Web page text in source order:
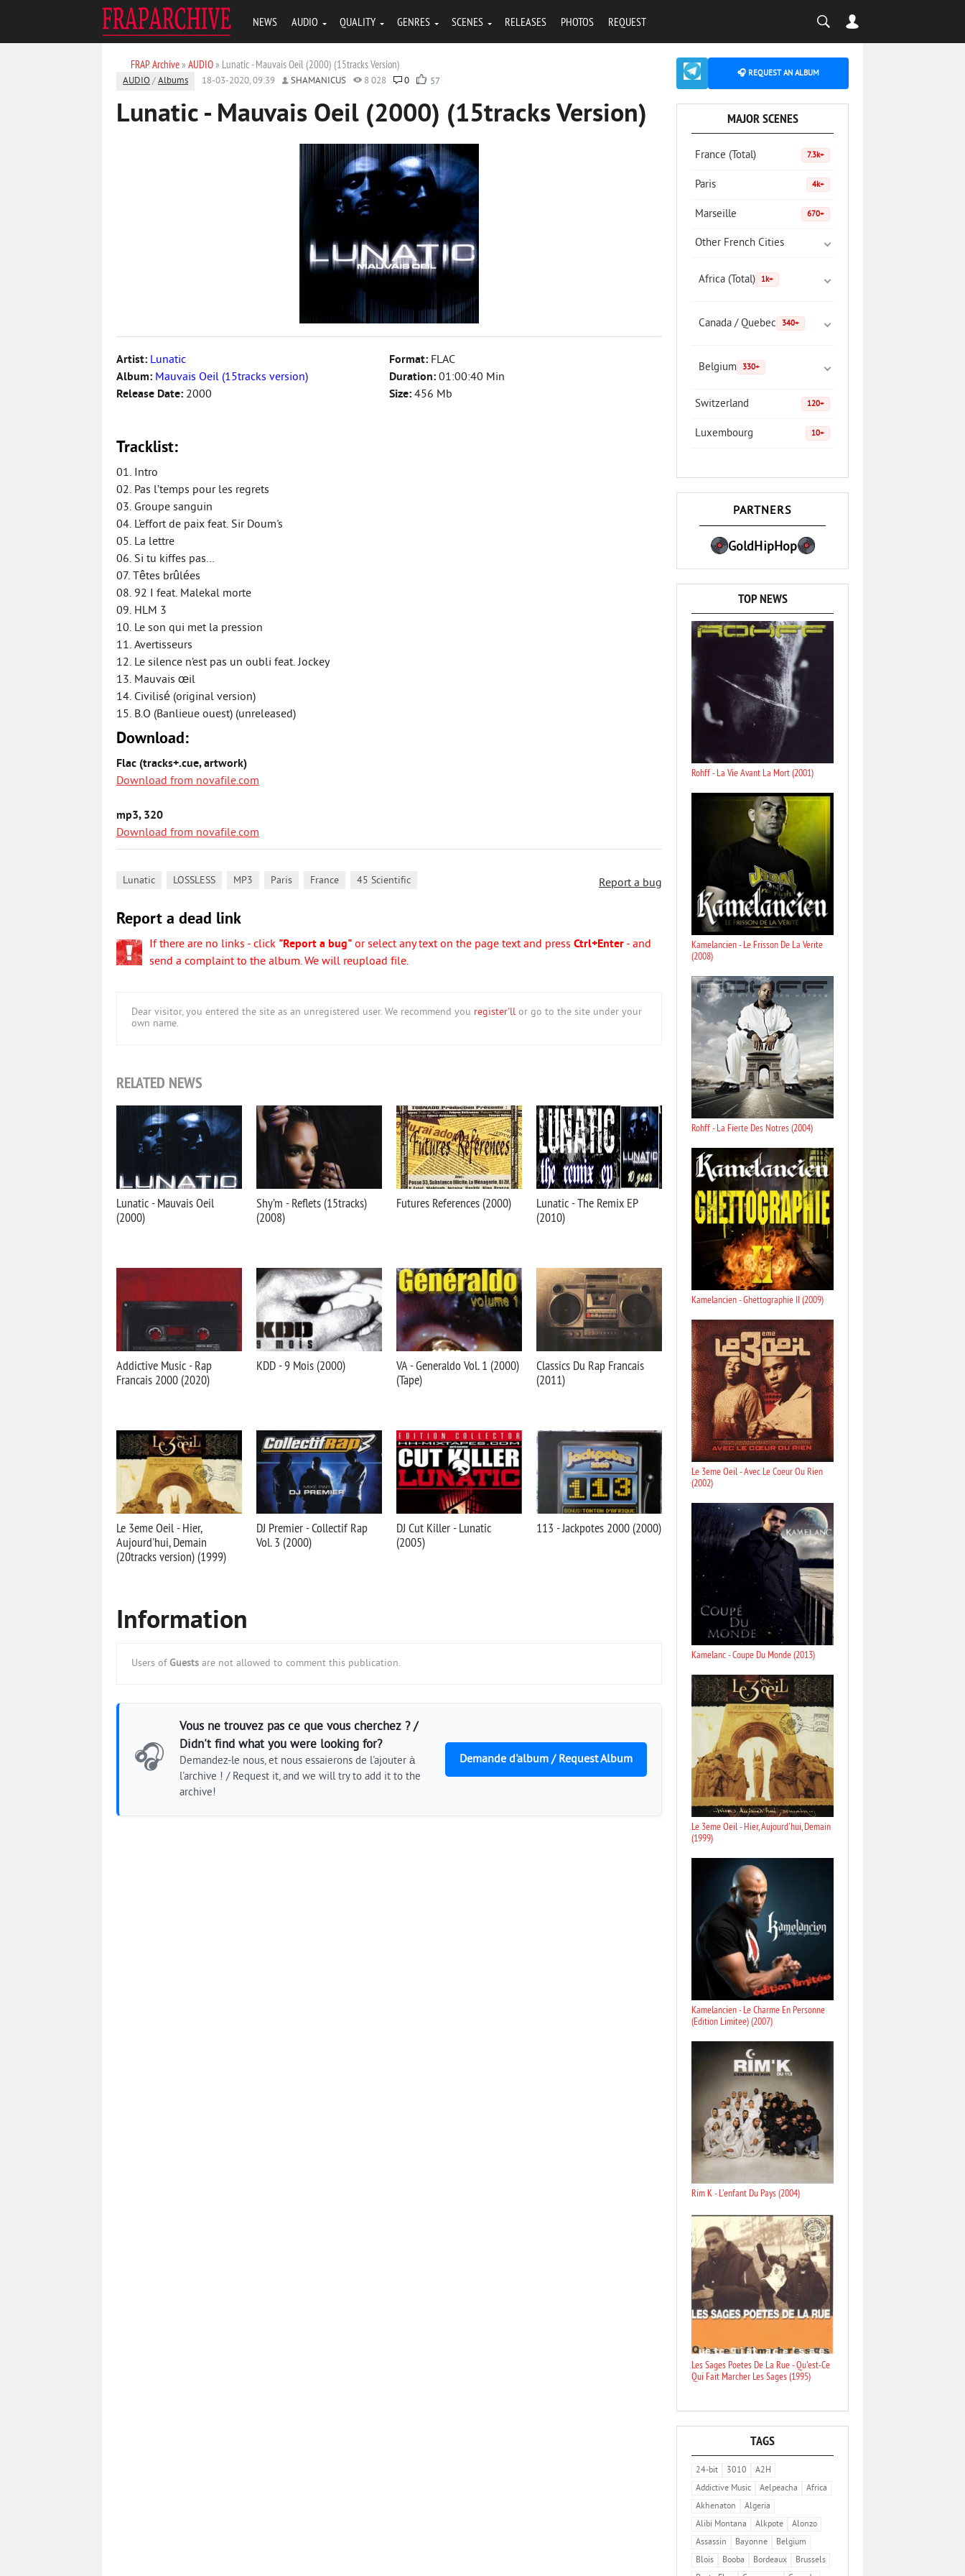
NEWS AUDIO QUALITY GENRES SCENES RELEASES PHOTOS REQUEST
FRAP Archive» AUDIO» Lunatic - Mauvais Oeil (2000) (15tracks Version)
AUDIO /Albums 18-03-2020, 09:39 SHAMANICUS 8 028 0 57
Lunatic - Mauvais Oeil (2000) (15tracks Version)
Artist: Lunatic
Album: Mauvais Oeil (15tracks version)
Release Date: 2000
Format: FLAC
Duration: 01:00:40 Min
Size: 456 Mb
Tracklist:
01. Intro
02. Pas l’temps pour les regrets
03. Groupe sanguin
04. L’effort de paix feat. Sir Doum's
05. La lettre
06. Si tu kiffes pas…
07. Têtes brûlées
08. 92 I feat. Malekal morte
09. HLM 3
10. Le son qui met la pression
11. Avertisseurs
12. Le silence n’est pas un oubli feat. Jockey
13. Mauvais œil
14. Civilisé (original version)
15. B.O (Banlieue ouest) (unreleased)
Download:
Flac (tracks+.cue, artwork)
Download from novafile.com
mp3, 320
Download from novafile.com
Report a bug
Lunatic LOSSLESS MP3 Paris France 45 Scientific
Report a dead link
If there are no links - click "Report a bug" or select any text on the page text and press Ctrl+Enter - and
send a complaint to the album. We will reupload file.
Dear visitor, you entered the site as an unregistered user. We recommend you register'll or go to the site under your
own name.
RELATED NEWS
Lunatic - Mauvais Oeil
(2000)
Shy’m - Reflets (15tracks)
(2008)
Futures References (2000)
Lunatic - The Remix EP
(2010)
Addictive Music - Rap
Francais 2000 (2020)
KDD - 9 Mois (2000)
VA - Generaldo Vol. 1 (2000)
(Tape)
Classics Du Rap Francais
(2011)
Le 3eme Oeil - Hier,
Aujourd'hui, Demain
(20tracks version) (1999)
DJ Premier - Collectif Rap
Vol. 3 (2000)
DJ Cut Killer - Lunatic
(2005)
113 - Jackpotes 2000 (2000)
Information
Users of Guests are not allowed to comment this publication.
🎧
Vous ne trouvez pas ce que vous cherchez ? /
Didn't find what you were looking for?
Demandez-le nous, et nous essaierons de l'ajouter à
l'archive ! / Request it, and we will try to add it to the
archive!
Demande d'album / Request Album
🎧 REQUEST AN ALBUM
MAJOR SCENES
France (Total) 7.3k+
Paris 4k+
Marseille 670+
Other French Cities
Africa (Total) 1k+
Canada / Quebec 340+
Belgium 330+
Switzerland 120+
Luxembourg 10+
PARTNERS
GoldHipHop
TOP NEWS
Rohff - La Vie Avant La Mort (2001)
Kamelancien - Le Frisson De La Verite
(2008)
Rohff - La Fierte Des Notres (2004)
Kamelancien - Ghettographie II (2009)
Le 3eme Oeil - Avec Le Coeur Ou Rien
(2002)
Kamelanc - Coupe Du Monde (2013)
Le 3eme Oeil - Hier, Aujourd'hui, Demain
(1999)
Kamelancien - Le Charme En Personne
(Edition Limitee) (2007)
Rim K - L'enfant Du Pays (2004)
Les Sages Poetes De La Rue - Qu'est-Ce
Qui Fait Marcher Les Sages (1995)
TAGS
24-bit 3010
A2H
Addictive Music
Aelpeacha
Africa
Akhenaton
Algeria
Alibi Montana
Alkpote
Alonzo
Assassin
Bayonne
Belgium
Blois
Booba Bordeaux
Brussels